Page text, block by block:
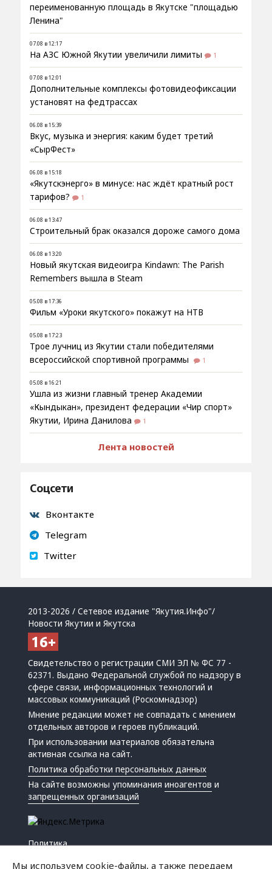
переименованную площадь в Якутске "площадью
Ленина"
07.08 в 12:17
На АЗС Южной Якутии увеличили лимиты 1
07.08 в 12:01
Дополнительные комплексы фотовидеофиксации
установят на федтрассах
06.08 в 15:39
Вкус, музыка и энергия: каким будет третий
«СырФест»
06.08 в 15:18
«Якутскэнерго» в минусе: нас ждёт кратный рост
тарифов?
1
06.08 в 13:47
Строительный брак оказался дороже самого дома
06.08 в 13:20
Новый якутская видеоигра Kindawn: The Parish
Remembers вышла в Steam
05.08 в 17:36
Фильм «Уроки якутского» покажут на НТВ
05.08 в 17:23
Трое лучниц из Якутии стали победителями
всероссийской спортивной программы
1
05.08 в 16:21
Ушла из жизни главный тренер Академии
«Кындыкан», президент федерации «Чир спорт»
Якутии, Ирина Данилова
1
Лента новостей
Соцсети
Вконтакте
Telegram
Twitter
2013-2026 / Сетевое издание "Якутия.Инфо"/
Новости Якутии и Якутска
Свидетельство о регистрации СМИ ЭЛ № ФС 77 -
62371. Выдано Федеральной службой по надзору в
сфере связи, информационных технологий и
массовых коммуникаций (Роскомнадзор)
Мнение редакции может не совпадать с мнением
отдельных авторов и героев публикаций.
При использовании материалов обязательна
активная ссылка на сайт.
Политика обработки персональных данных
На сайте возможны упоминанияиноагентов и
запрещенных организаций
Политика
Мы используем cookie-файлы, а также передаем